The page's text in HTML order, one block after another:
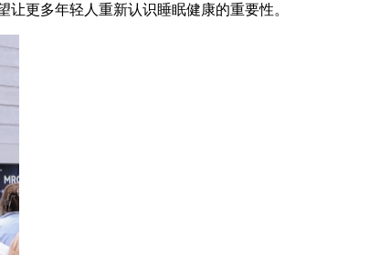
更多年轻人重新认识睡眠健康的重要性。